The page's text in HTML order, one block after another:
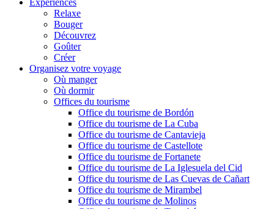
Expériences
Relaxe
Bouger
Découvrez
Goûter
Créer
Organisez votre voyage
Où manger
Où dormir
Offices du tourisme
Office du tourisme de Bordón
Office du tourisme de La Cuba
Office du tourisme de Cantavieja
Office du tourisme de Castellote
Office du tourisme de Fortanete
Office du tourisme de La Iglesuela del Cid
Office du tourisme de Las Cuevas de Cañart
Office du tourisme de Mirambel
Office du tourisme de Molinos